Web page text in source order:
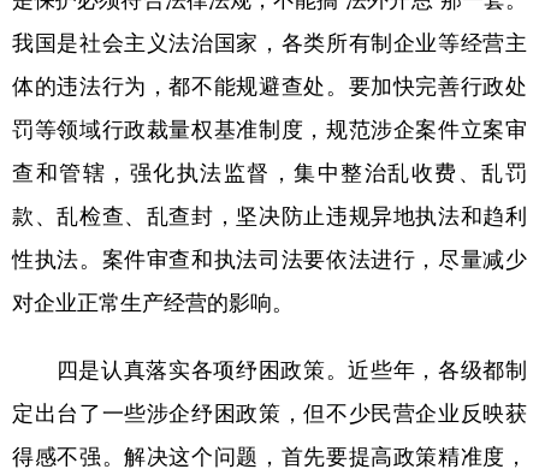
我国是社会主义法治国家，各类所有制企业等经营主
体的违法行为，都不能规避查处。要加快完善行政处
罚等领域行政裁量权基准制度，规范涉企案件立案审
查和管辖，强化执法监督，集中整治乱收费、乱罚
款、乱检查、乱查封，坚决防止违规异地执法和趋利
性执法。案件审查和执法司法要依法进行，尽量减少
对企业正常生产经营的影响。
四是认真落实各项纾困政策。近些年，各级都制
定出台了一些涉企纾困政策，但不少民营企业反映获
得感不强。解决这个问题，首先要提高政策精准度，